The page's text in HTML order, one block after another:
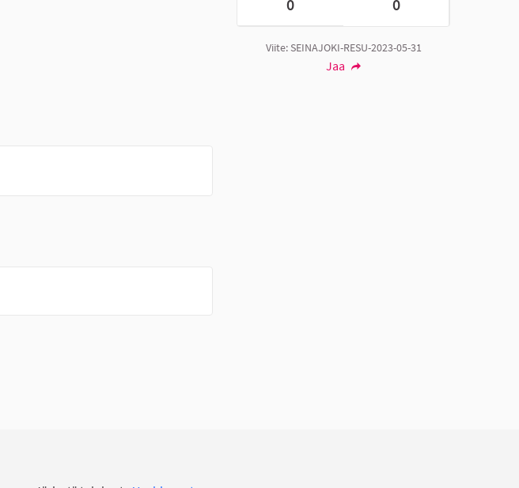
0 0
Viite: SEINAJOKI-RESU-2023-05-31
Jaa